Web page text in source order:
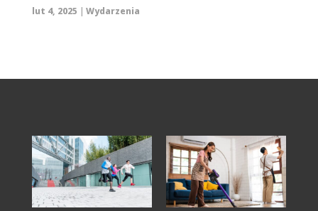
lut 4, 2025 | Wydarzenia